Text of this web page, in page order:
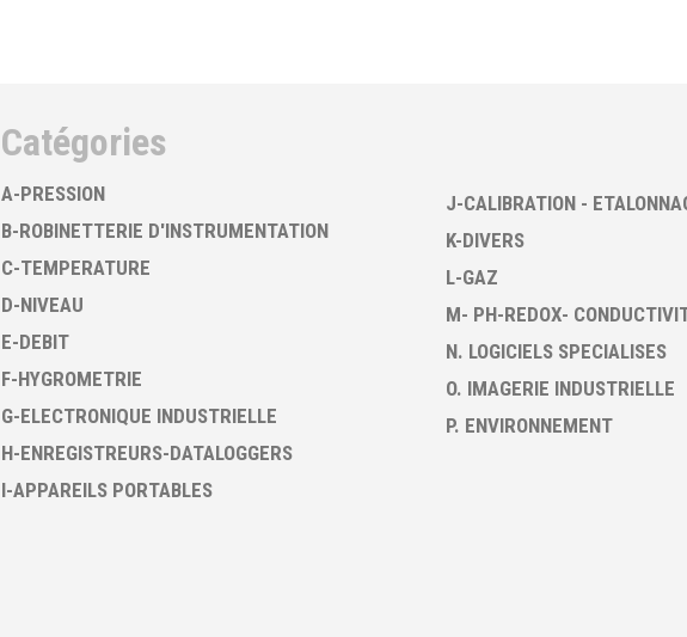
Catégories
A-PRESSION
B-ROBINETTERIE D'INSTRUMENTATION
C-TEMPERATURE
D-NIVEAU
E-DEBIT
F-HYGROMETRIE
G-ELECTRONIQUE INDUSTRIELLE
H-ENREGISTREURS-DATALOGGERS
I-APPAREILS PORTABLES
J-CALIBRATION -
K-DIVERS
L-GAZ
M- PH-REDOX-
N. LOGICIELS SPECIALISES
O. IMAGERIE INDUSTRIELLE
P. ENVIRONNEMENT